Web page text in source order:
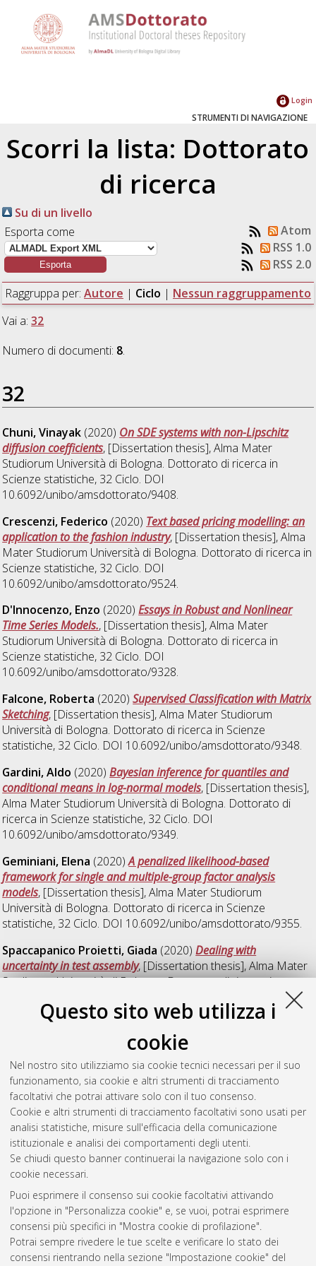
Questo sito web utilizza i
cookie
Nel nostro sito utilizziamo sia cookie tecnici necessari per il suo
funzionamento, sia cookie e altri strumenti di tracciamento
facoltativi che potrai attivare solo con il tuo consenso.
Cookie e altri strumenti di tracciamento facoltativi sono usati per
analisi statistiche, misure sull'efficacia della comunicazione
istituzionale e analisi dei comportamenti degli utenti.
Se chiudi questo banner continuerai la navigazione solo con i
cookie necessari.
Puoi esprimere il consenso sui cookie facoltativi attivando
l'opzione in "Personalizza cookie" e, se vuoi, potrai esprimere
consensi più specifici in "Mostra cookie di profilazione".
Potrai sempre rivedere le tue scelte e verificare lo stato dei
consensi rientrando nella sezione "Impostazione cookie" del
Login
STRUMENTI DI NAVIGAZIONE
Scorri la lista: Dottorato
di ricerca
Su di un livello
Esporta come
Atom
RSS 1.0
RSS 2.0
Raggruppa per: Autore | Ciclo | Nessun raggruppamento
Vai a:32
Numero di documenti: 8.
32
Chuni, Vinayak (2020) On SDE systems with non-Lipschitz
diffusion coefficients, [Dissertation thesis], Alma Mater
Studiorum Università di Bologna. Dottorato di ricerca in
Scienze statistiche, 32 Ciclo. DOI
10.6092/unibo/amsdottorato/9408.
Crescenzi, Federico (2020) Text based pricing modelling: an
application to the fashion industry, [Dissertation thesis], Alma
Mater Studiorum Università di Bologna. Dottorato di ricerca in
Scienze statistiche, 32 Ciclo. DOI
10.6092/unibo/amsdottorato/9524.
D'Innocenzo, Enzo (2020)Essays in Robust and Nonlinear
Time Series Models., [Dissertation thesis], Alma Mater
Studiorum Università di Bologna. Dottorato di ricerca in
Scienze statistiche, 32 Ciclo. DOI
10.6092/unibo/amsdottorato/9328.
Falcone, Roberta (2020)Supervised Classification with Matrix
Sketching, [Dissertation thesis], Alma Mater Studiorum
Università di Bologna. Dottorato di ricerca in Scienze
statistiche, 32 Ciclo. DOI 10.6092/unibo/amsdottorato/9348.
Gardini, Aldo (2020)Bayesian inference for quantiles and
conditional means in log-normal models, [Dissertation thesis],
Alma Mater Studiorum Università di Bologna. Dottorato di
ricerca in Scienze statistiche, 32 Ciclo. DOI
10.6092/unibo/amsdottorato/9349.
Geminiani, Elena (2020)A penalized likelihood-based
framework for single and multiple-group factor analysis
models, [Dissertation thesis], Alma Mater Studiorum
Università di Bologna. Dottorato di ricerca in Scienze
statistiche, 32 Ciclo. DOI 10.6092/unibo/amsdottorato/9355.
Spaccapanico Proietti, Giada (2020)Dealing with
uncertainty in test assembly, [Dissertation thesis], Alma Mater
Studiorum Università di Bologna. Dottorato di ricerca in
10.6092/unibo/amsdottorato/9217.
Multiple Graph Structure Learning: a
, [Dissertation thesis], Alma Mater
Studiorum Università di Bologna. Dottorato di ricerca in
Scienze statistiche, 32 Ciclo. DOI
10.6092/unibo/amsdottorato/9400.
Questa lista e' stata generata ilFri Aug 7 20:41:35 2026 CEST
Atom
Rss 1.0
Rss 2.0